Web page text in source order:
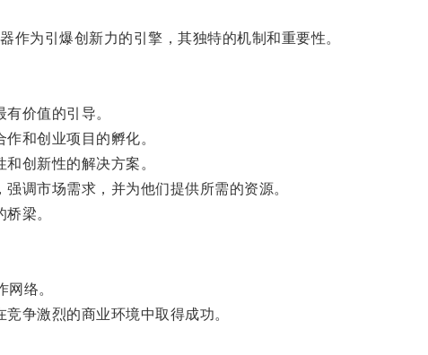
为引爆创新力的引擎，其独特的机制和重要性。
价值的引导。
和创业项目的孵化。
创新性的解决方案。
调市场需求，并为他们提供所需的资源。
梁。
络。
争激烈的商业环境中取得成功。